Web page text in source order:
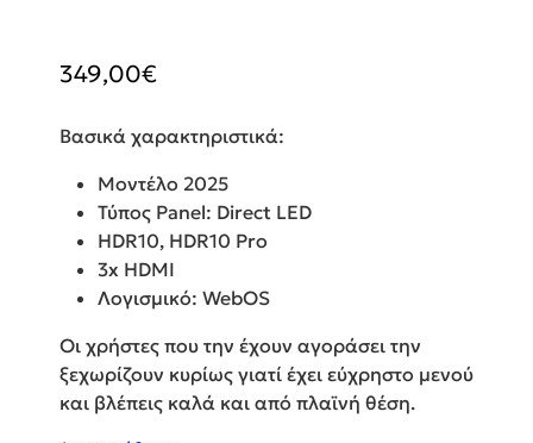
349,00€
Βασικά χαρακτηριστικά:
Μοντέλο 2025
Τύπος Panel: Direct LED
HDR10, HDR10 Pro
3x HDMI
Λογισμικό: WebOS
Οι χρήστες που την έχουν αγοράσει την
ξεχωρίζουν κυρίως γιατί έχει εύχρηστο μενού
και βλέπεις καλά και από πλαϊνή θέση.